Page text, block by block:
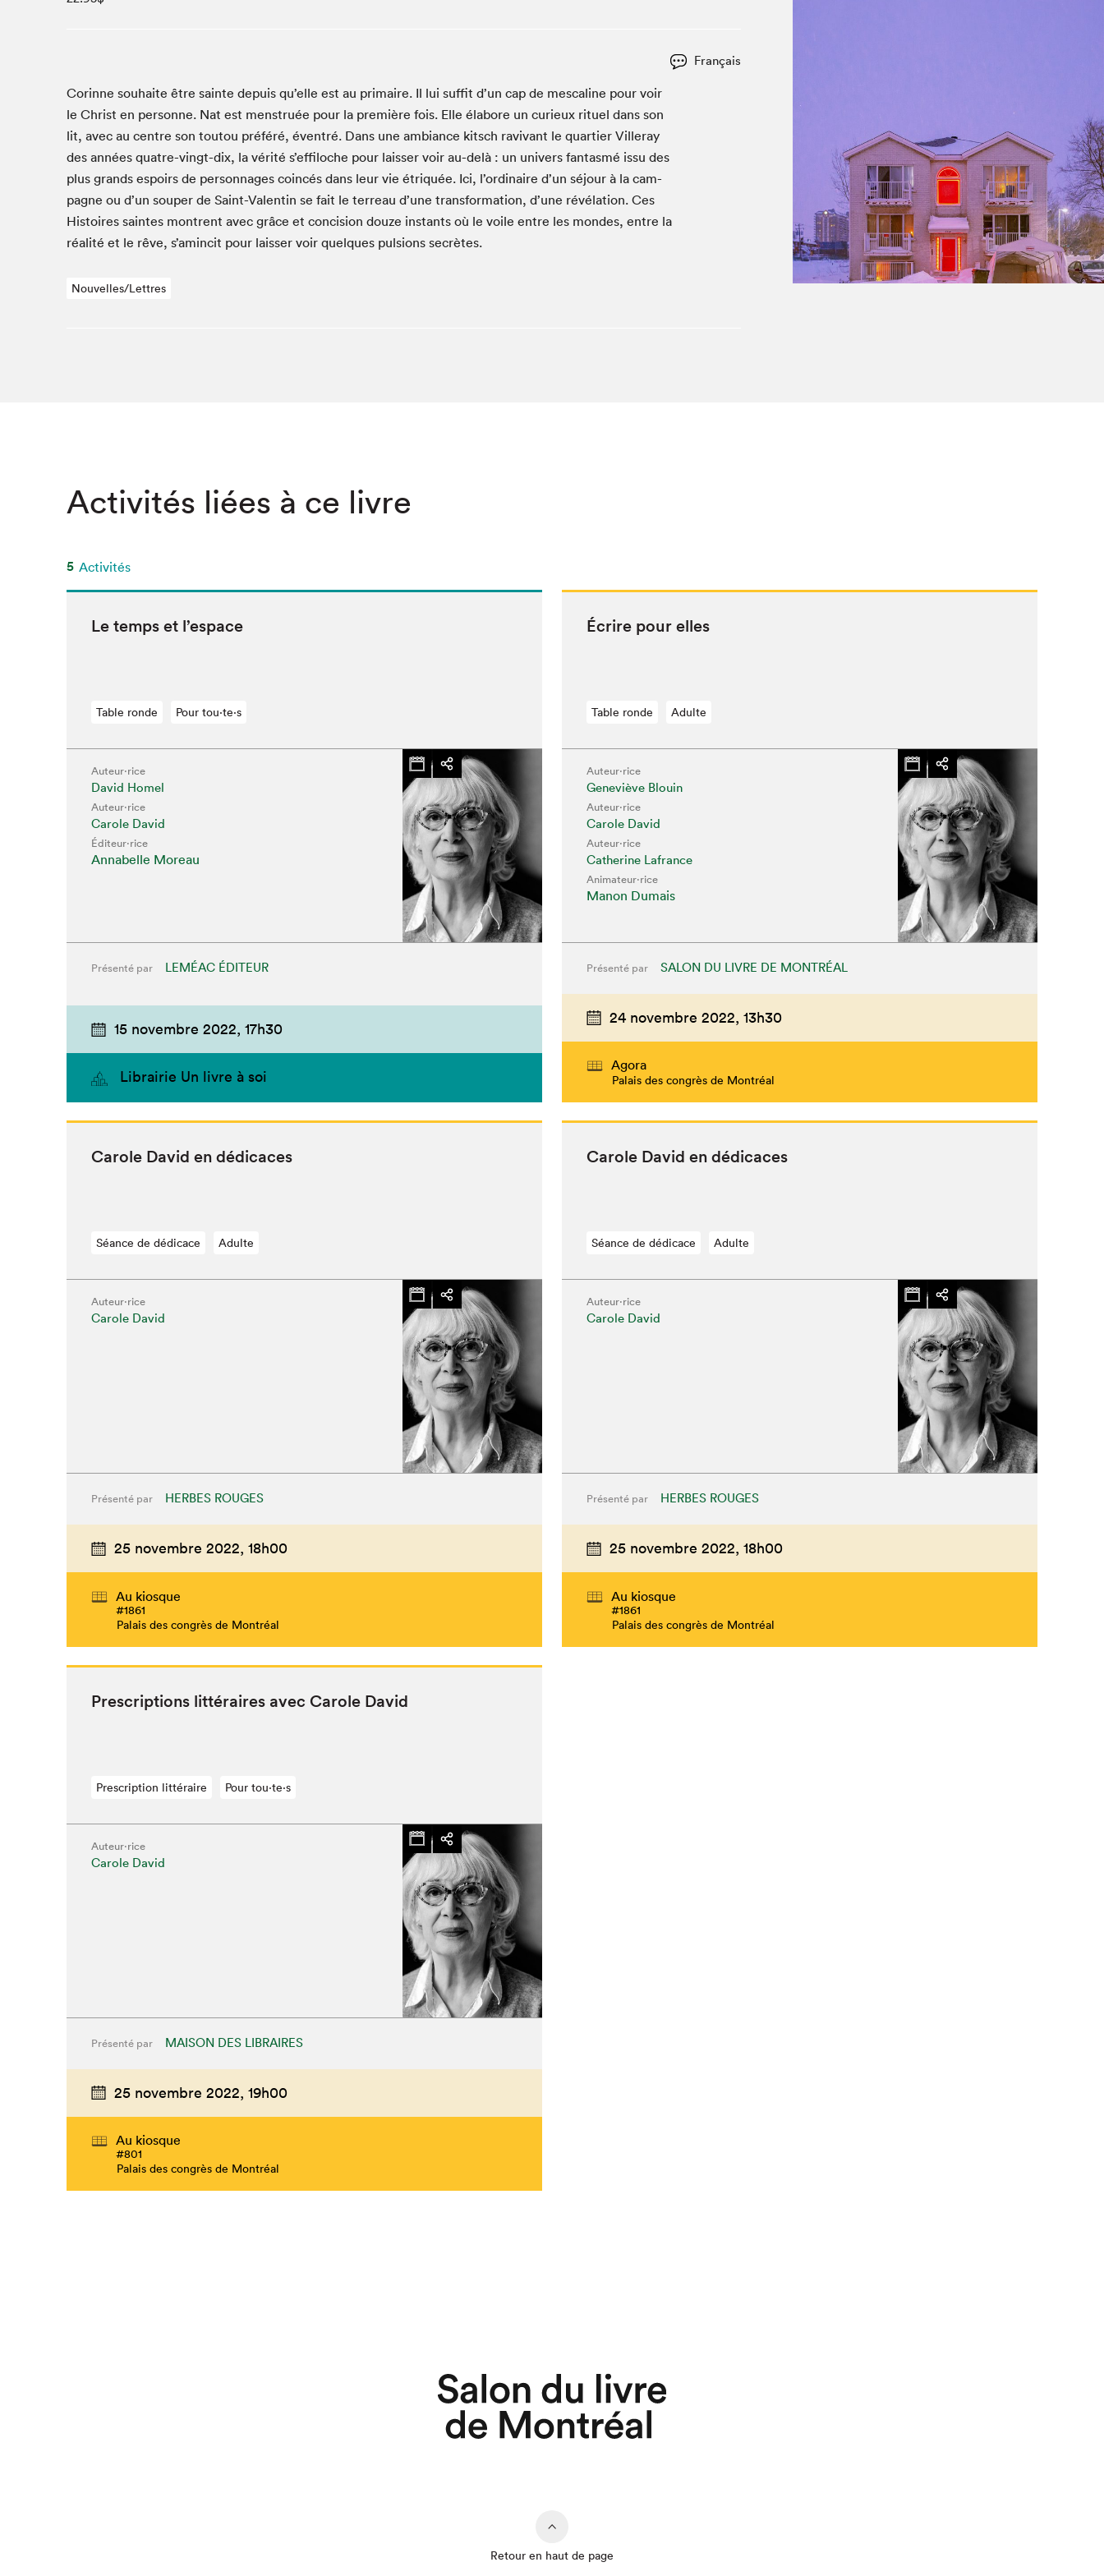
Espace Lis-moi MTL (12-18 ans)
La Maison des libraires
Le grand jeu de lecture à voix haute du Salon
Liseur Public
Espace Montréal-Nord
Vitrine du Festival littéraire international Metropolis
Tapis rouge des écrivain·e·s
La lecture en cadeau
Zone Manga
L'Aparté
La Grande tournée de Bologne (Coin de survie des
SLM PRO
Espace jeunesse Desjardins
Que cherchez-vous?
Fermer
Français
Corinne souhaite être sainte depuis qu’elle est au pri­maire. Il lui suf­fit d’un cap de mesca­line pour voir
le Christ en per­son­ne. Nat est men­struée pour la pre­mière fois. Elle éla­bore un curieux rit­uel dans son
lit, avec au cen­tre son toutou préféré, éven­tré. Dans une ambiance kitsch ravi­vant le quarti­er Viller­ay
des années qua­tre-vingt-dix, la vérité s’effiloche pour laiss­er voir au-delà : un univers fan­tas­mé issu des
plus grands espoirs de per­son­nages coincés dans leur vie étriquée. Ici, l’ordinaire d’un séjour à la cam­
pagne ou d’un souper de Saint-Valentin se fait le ter­reau d’une trans­for­ma­tion, d’une révéla­tion. Ces
His­toires saintes mon­trent avec grâce et con­ci­sion douze instants où le voile entre les mon­des, entre la
réal­ité et le rêve, s’amincit pour laiss­er voir quelques pul­sions secrètes.
Nouvelles/Lettres
Activités liées à ce livre
5 Activités
Le temps et l’espace
Table ronde Pour tou⋅te⋅s
Auteur·rice
David Homel
Auteur·rice
Carole David
Éditeur·rice
Annabelle Moreau
Présenté par LEMÉAC ÉDITEUR
15 novembre 2022, 17h30
Librairie Un livre à soi
Écrire pour elles
Table ronde Adulte
Auteur·rice
Geneviève Blouin
Auteur·rice
Carole David
Auteur·rice
Catherine Lafrance
Animateur⋅rice
Manon Dumais
Présenté par SALON DU LIVRE DE MONTRÉAL
24 novembre 2022, 13h30
Agora
Palais des congrès de Montréal
Car­ole David en dédicaces
Séance de dédicace Adulte
Auteur·rice
Carole David
Présenté par HERBES ROUGES
25 novembre 2022, 18h00
Au kiosque
#1861
Palais des congrès de Montréal
Car­ole David en dédicaces
Séance de dédicace Adulte
Auteur·rice
Carole David
Présenté par HERBES ROUGES
25 novembre 2022, 18h00
Au kiosque
#1861
Palais des congrès de Montréal
Pre­scrip­tions lit­téraires avec Car­ole David
Prescription littéraire Pour tou⋅te⋅s
Auteur·rice
Carole David
Présenté par MAISON DES LIBRAIRES
25 novembre 2022, 19h00
Au kiosque
#801
Palais des congrès de Montréal
Retour en haut de page